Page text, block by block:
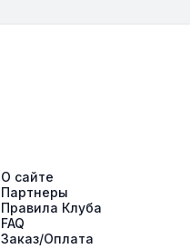
О сайте
Партнеры
Правила Клуба
FAQ
Заказ/Оплата